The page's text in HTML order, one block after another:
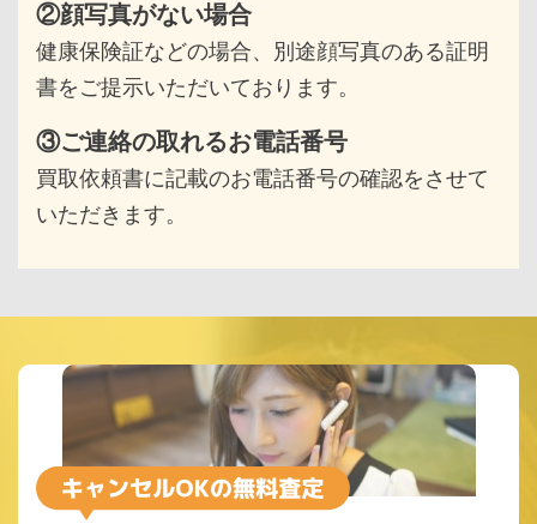
②顔写真がない場合
健康保険証などの場合、別途顔写真のある証明
書をご提示いただいております。
③ご連絡の取れるお電話番号
買取依頼書に記載のお電話番号の確認をさせて
いただきます。